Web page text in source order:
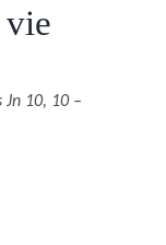
vie
Jn 10, 10 –